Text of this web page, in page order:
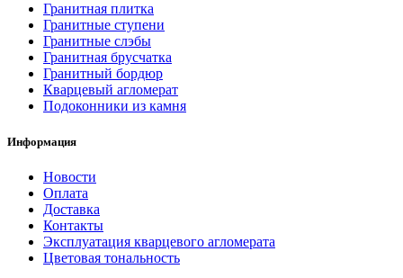
Гранитная плитка
Гранитные ступени
Гранитные слэбы
Гранитная брусчатка
Гранитный бордюр
Кварцевый агломерат
Подоконники из камня
Информация
Новости
Оплата
Доставка
Контакты
Эксплуатация кварцевого агломерата
Цветовая тональность